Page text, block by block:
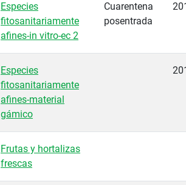
Especies
fitosanitariamente
afines-in vitro-ec 2
Cuarentena
posentrada
Especies
fitosanitariamente
afines-material
gámico
Frutas y hortalizas
frescas